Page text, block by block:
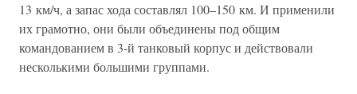
13 км/ч, а запас хода составлял 100–150 км. И применили
их грамотно, они были объединены под общим
командованием в 3-й танковый корпус и действовали
несколькими большими группами.